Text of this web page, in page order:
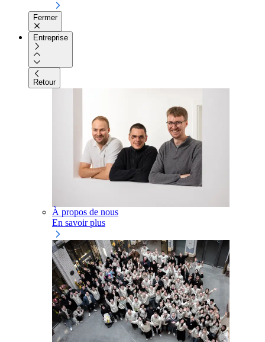
Fermer
Entreprise
Retour
À propos de nous
En savoir plus